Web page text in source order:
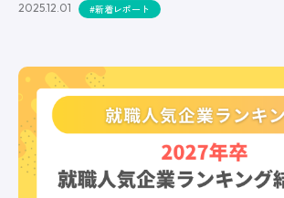
2025.12.01 #新着レポート